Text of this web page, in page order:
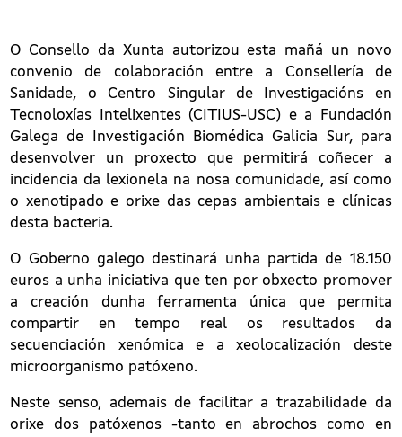
​O Consello da Xunta autorizou esta mañá un novo
convenio de colaboración entre a Consellería de
Sanidade, o Centro Singular de Investigacións en
Tecnoloxías Intelixentes (CITIUS-USC) e a Fundación
Galega de Investigación Biomédica Galicia Sur, para
desenvolver un proxecto que permitirá coñecer a
incidencia da lexionela na nosa comunidade, así como
o xenotipado e orixe das cepas ambientais e clínicas
desta bacteria.
O Goberno galego destinará unha partida de 18.150
euros a unha iniciativa que ten por obxecto promover
a creación dunha ferramenta única que permita
compartir en tempo real os resultados da
secuenciación xenómica e a xeolocalización deste
microorganismo patóxeno.
Neste senso, ademais de facilitar a trazabilidade da
orixe dos patóxenos -tanto en abrochos como en